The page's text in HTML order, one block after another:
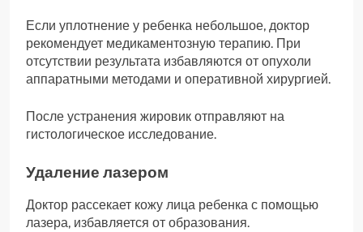
Если уплотнение у ребенка небольшое, доктор
рекомендует медикаментозную терапию. При
отсутствии результата избавляются от опухоли
аппаратными методами и оперативной хирургией.
После устранения жировик отправляют на
гистологическое исследование.
Удаление лазером
Доктор рассекает кожу лица ребенка с помощью
лазера, избавляется от образования.